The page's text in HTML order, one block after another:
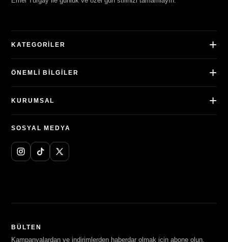
KATEGORILER
ÖNEMLI BILGILER
KURUMSAL
SOSYAL MEDYA
BÜLTEN
Kampanyalardan ve indirimlerden haberdar olmak için abone olun.